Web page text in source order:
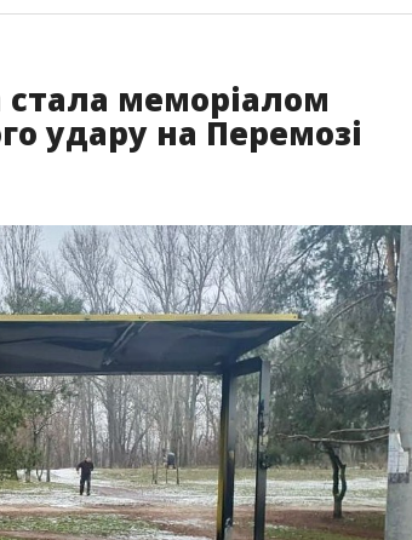
стала меморіалом
удару на Перемозі